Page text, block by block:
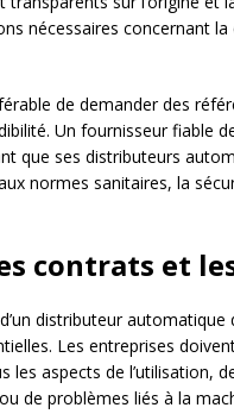
nécessaires concernant
de demander des
Un fournisseur fiable
que ses distributeurs
normes sanitaires, la
contrats et
distributeur
Les entreprises
les aspects de l’utilisation,
de problèmes liés à la